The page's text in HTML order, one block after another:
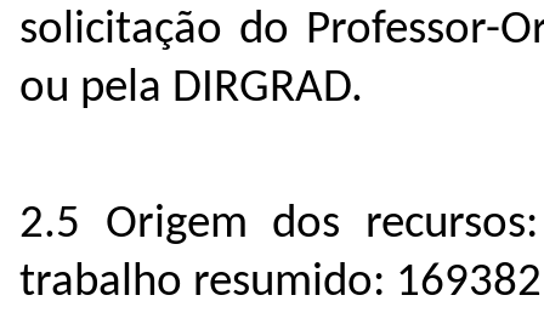
solicitação do Professor-
ou pela DIRGRAD.
2.5 Origem dos
trabalho resumido: